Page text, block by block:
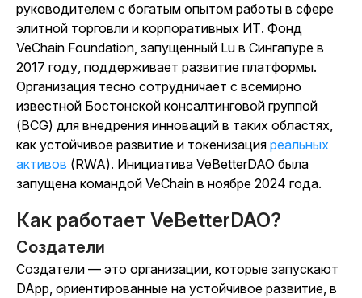
руководителем с богатым опытом работы в сфере
элитной торговли и корпоративных ИТ. Фонд
VeChain Foundation, запущенный Lu в Сингапуре в
2017 году, поддерживает развитие платформы.
Организация тесно сотрудничает с всемирно
известной Бостонской консалтинговой группой
(BCG) для внедрения инноваций в таких областях,
как устойчивое развитие и токенизация реальных
активов (RWA). Инициатива VeBetterDAO была
запущена командой VeChain в ноябре 2024 года.
Как работает VeBetterDAO?
Создатели
Создатели — это организации, которые запускают
DApp, ориентированные на устойчивое развитие, в